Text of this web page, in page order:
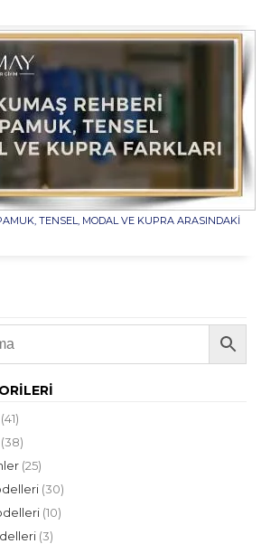
TENSEL, MODAL VE KUPRA ARASINDAKI
(41)
(38)
(25)
(30)
(10)
(3)